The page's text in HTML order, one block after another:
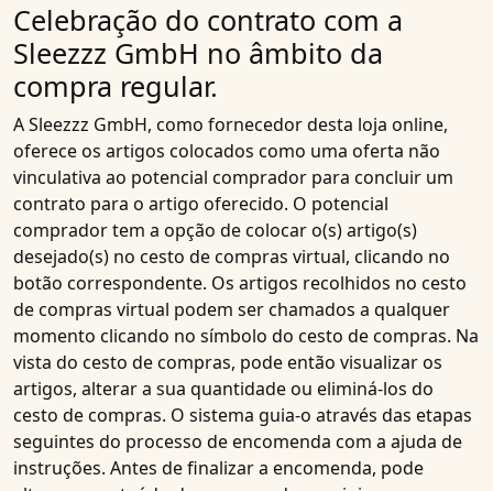
Celebração do contrato com a
Sleezzz GmbH no âmbito da
compra regular.
A Sleezzz GmbH, como fornecedor desta loja online,
oferece os artigos colocados como uma oferta não
vinculativa ao potencial comprador para concluir um
contrato para o artigo oferecido. O potencial
comprador tem a opção de colocar o(s) artigo(s)
desejado(s) no cesto de compras virtual, clicando no
botão correspondente. Os artigos recolhidos no cesto
de compras virtual podem ser chamados a qualquer
momento clicando no símbolo do cesto de compras. Na
vista do cesto de compras, pode então visualizar os
artigos, alterar a sua quantidade ou eliminá-los do
cesto de compras. O sistema guia-o através das etapas
seguintes do processo de encomenda com a ajuda de
instruções. Antes de finalizar a encomenda, pode